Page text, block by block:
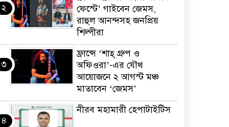
২
ফেস্টে’ গাইবেন জেমস,
রাহুল আনন্দসহ জনপ্রিয়
শিল্পীরা
৩
ফ্রান্সে ‘শাহ্ গ্রুপ ও
অফিওরা’-এর যৌথ
আয়োজনে ২ আগস্ট মঞ্চ
মাতাবেন ‘জেমস’
৪
নীরব মহামারী হেপাটাইটিস